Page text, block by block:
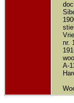
nr.
A-